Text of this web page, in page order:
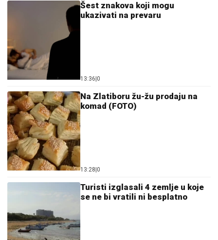
Šest znakova koji mogu
ukazivati na prevaru
13:36 0
Na Zlatiboru žu-žu prodaju na
komad (FOTO)
13:28 0
Turisti izglasali 4 zemlje u koje
se ne bi vratili ni besplatno